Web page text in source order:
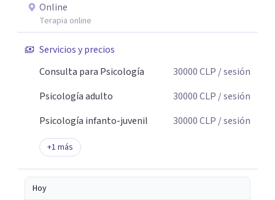
Online
Terapia online
Servicios y precios
Consulta para Psicología
30000CLP / sesión
Psicología adulto
30000CLP / sesión
Psicología infanto-juvenil
30000CLP / sesión
+1 más
Hoy